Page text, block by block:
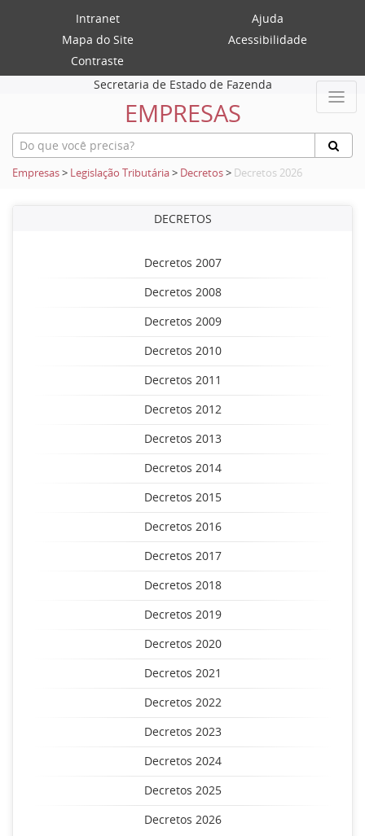
Intranet
Ajuda
Mapa do Site
Acessibilidade
Contraste
Secretaria de Estado de Fazenda
EMPRESAS
Empresas> Legislação Tributária> Decretos> Decretos 2026
DECRETOS
Decretos 2007
Decretos 2008
Decretos 2009
Decretos 2010
Decretos 2011
Decretos 2012
Decretos 2013
Decretos 2014
Decretos 2015
Decretos 2016
Decretos 2017
Decretos 2018
Decretos 2019
Decretos 2020
Decretos 2021
Decretos 2022
Decretos 2023
Decretos 2024
Decretos 2025
Decretos 2026